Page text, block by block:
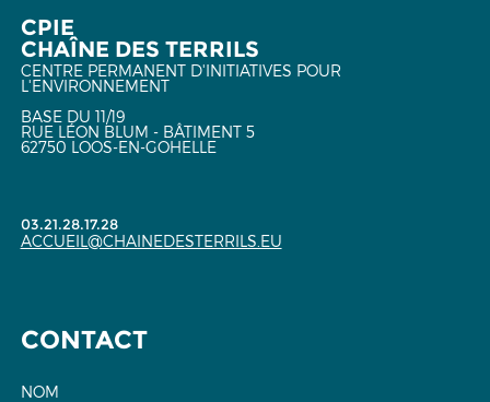
CPIE
CHAÎNE DES TERRILS
CENTRE PERMANENT D'INITIATIVES POUR
L'ENVIRONNEMENT
BASE DU 11/19
RUE LÉON BLUM - BÂTIMENT 5
62750 LOOS-EN-GOHELLE
03.21.28.17.28
ACCUEIL@CHAINEDESTERRILS.EU
CONTACT
NOM